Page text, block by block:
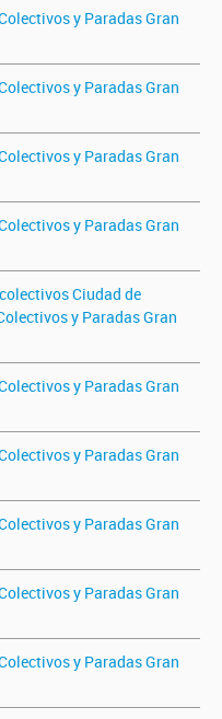
y Paradas Gran
y Paradas Gran
y Paradas Gran
y Paradas Gran
Ciudad de
y Paradas Gran
y Paradas Gran
y Paradas Gran
y Paradas Gran
y Paradas Gran
y Paradas Gran